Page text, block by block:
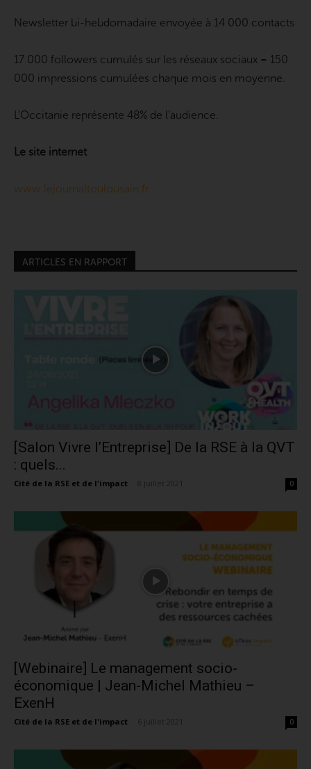
Newsletter bi-hebdomadaire envoyée à 14 000 contacts
17 000 followers cumulés sur les réseaux sociaux = 150
000 impressions cumulées chaque mois en moyenne.
L’Occitanie représente 48% de l’audience.
Le site internet
www.lejournaltoulousain.fr
ARTICLES EN RAPPORT
[Salon Vivre l’Entreprise] De la RSE à la QVT
: quels...
Cité de la RSE et de l'impact 8 juillet 2021 0
[Webinaire] Le management socio-
économique | Jean-Michel Mathieu –
ExenH
Cité de la RSE et de l'impact 6 juillet 2021 0